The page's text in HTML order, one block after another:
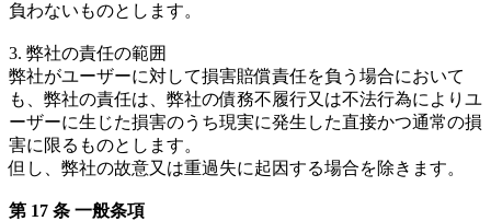
負わないものとします。
3. 弊社の責任の範囲
弊社がユーザーに対して損害賠償責任を負う場合において
も、弊社の責任は、弊社の債務不履行又は不法行為によりユ
ーザーに生じた損害のうち現実に発生した直接かつ通常の損
害に限るものとします。
但し、弊社の故意又は重過失に起因する場合を除きます。
第 17 条 一般条項